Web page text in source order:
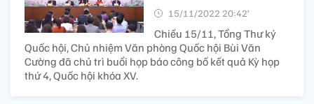
15/11/2022 20:42’
Chiều 15/11, Tổng Thư ký
Quốc hội, Chủ nhiệm Văn phòng Quốc hội Bùi Văn
Cường đã chủ trì buổi họp báo công bố kết quả Kỳ họp
thứ 4, Quốc hội khóa XV.